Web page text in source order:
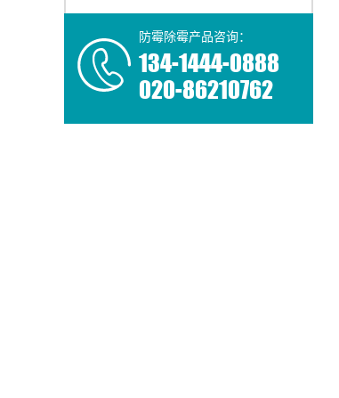
防霉除霉产品咨询：
134-1444-0888
020-86210762